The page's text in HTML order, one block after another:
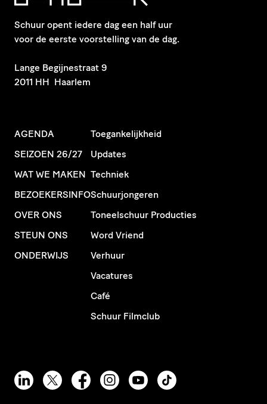
Schuur opent iedere dag een half uur
voor de eerste voorstelling van de dag.
​Lange Begijnestraat 9
2011 HH Haarlem
AGENDA
SEIZOEN 26/27
WAT WE MAKEN
BEZOEKERSINFO
OVER ONS
STEUN ONS
ONDERWIJS
Toegankelijkheid
Updates
Techniek
Schuurjongeren
Toneelschuur Producties
Word Vriend
Verhuur
Vacatures
Café
Schuur Filmclub